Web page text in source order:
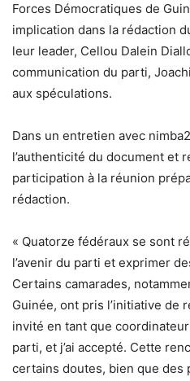
Forces Démocratiques de
implication dans la rédaction
leur leader, Cellou Dalein
communication du parti,
aux spéculations.
Dans un entretien avec
l’authenticité du document et
participation à la réunion
rédaction.
« Quatorze fédéraux se sont
l’avenir du parti et exprimer
Certains camarades,
Guinée, ont pris l’initiative de
invité en tant que
parti, et j’ai accepté. Cette
certains doutes, bien que des